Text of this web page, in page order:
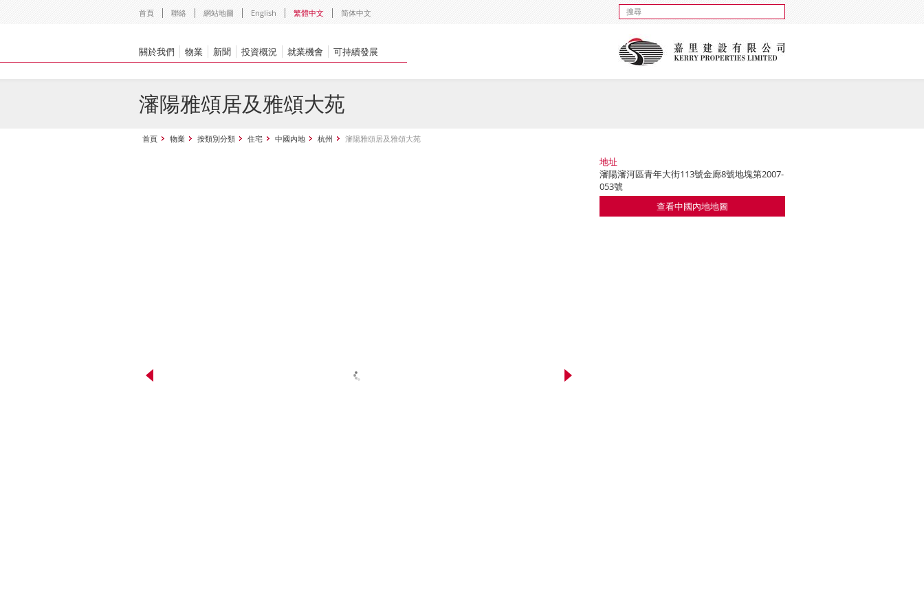
首頁 聯絡 網站地圖 English 繁體中文 简体中文
關於我們 物業 新聞 投資概況 就業機會 可持續發展
瀋陽雅頌居及雅頌大苑
首頁 物業 按類別分類 住宅 中國內地 杭州 瀋陽雅頌居及雅頌大苑
地址
瀋陽瀋河區青年大街113號金廊8號地塊第2007-
053號
查看中國內地地圖